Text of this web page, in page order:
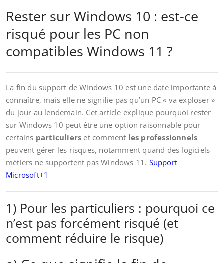
Rester sur Windows 10 : est-ce
risqué pour les PC non
compatibles Windows 11 ?
La fin du support de Windows 10 est une date importante à
connaître, mais elle ne signifie pas qu’un PC « va exploser »
du jour au lendemain. Cet article explique pourquoi rester
sur Windows 10 peut être une option raisonnable pour
certains particuliers et comment les professionnels
peuvent gérer les risques, notamment quand des logiciels
métiers ne supportent pas Windows 11. Support
Microsoft+1
1) Pour les particuliers : pourquoi ce
n’est pas forcément risqué (et
comment réduire le risque)